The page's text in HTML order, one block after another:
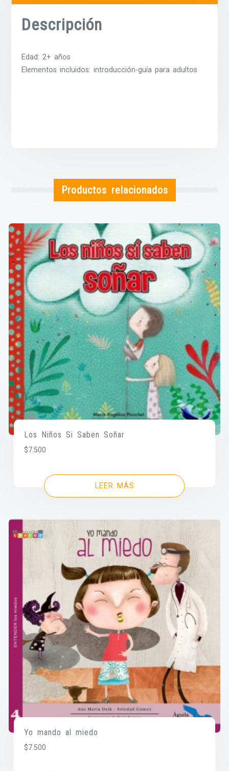
Descripción
Edad: 2+ años
Elementos incluidos: introducción-guía para adultos
Productos relacionados
Los Niños Si Saben Soñar
$7.500
LEER MÁS
Yo mando al miedo
$7.500